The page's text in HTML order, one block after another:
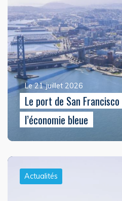
Le 21 juillet 2026
Le port de San
l’économie bleue
Actualités